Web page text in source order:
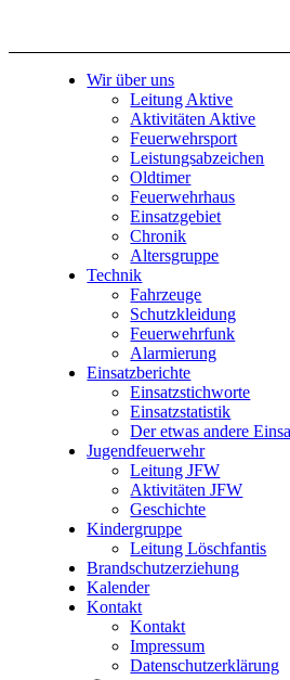
Wir über uns
Leitung Aktive
Aktivitäten Aktive
Feuerwehrsport
Leistungsabzeichen
Oldtimer
Feuerwehrhaus
Einsatzgebiet
Chronik
Altersgruppe
Technik
Fahrzeuge
Schutzkleidung
Feuerwehrfunk
Alarmierung
Einsatzberichte
Einsatzstichworte
Einsatzstatistik
Der etwas andere
Jugendfeuerwehr
Leitung JFW
Aktivitäten JFW
Geschichte
Kindergruppe
Leitung Löschfantis
Brandschutzerziehung
Kalender
Kontakt
Kontakt
Impressum
Datenschutzerklärung